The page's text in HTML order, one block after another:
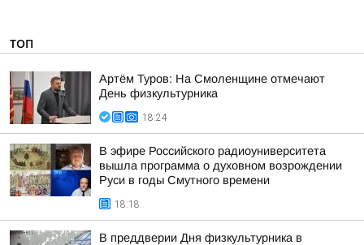
ТОП
Артём Туров: На Смоленщине отмечают
День физкультурника
18:24
В эфире Российского радиоуниверситета
вышла программа о духовном возрождении
Руси в годы Смутного времени
18:18
В преддверии Дня физкультурника в